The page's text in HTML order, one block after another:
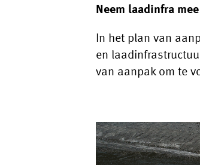
Neem laadinfra
In het plan van
en
van aanpak om te